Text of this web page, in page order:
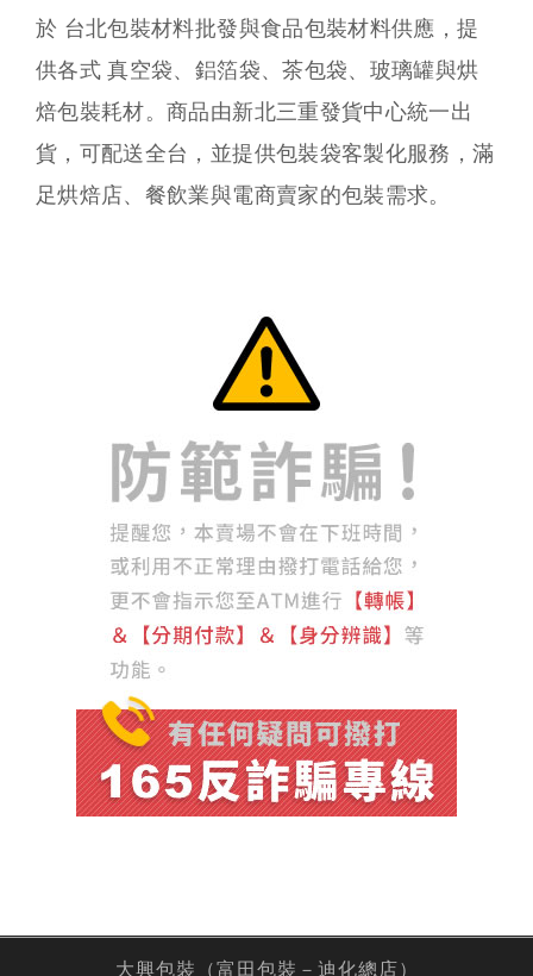
於 台北包裝材料批發與食品包裝材料供應，提
供各式 真空袋、鋁箔袋、茶包袋、玻璃罐與烘
焙包裝耗材。商品由新北三重發貨中心統一出
貨，可配送全台，並提供包裝袋客製化服務，滿
足烘焙店、餐飲業與電商賣家的包裝需求。
大興包裝（富田包裝－迪化總店）